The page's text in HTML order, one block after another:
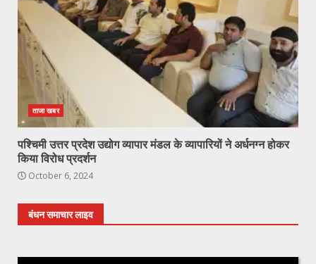
ताजा खबर
पश्चिमी उत्तर प्रदेश उद्योग व्यापार मंडल के व्यापारियों ने अर्धनग्न होकर
किया विरोध प्रदर्शन
October 6, 2024
बंधन समाचार लाइव